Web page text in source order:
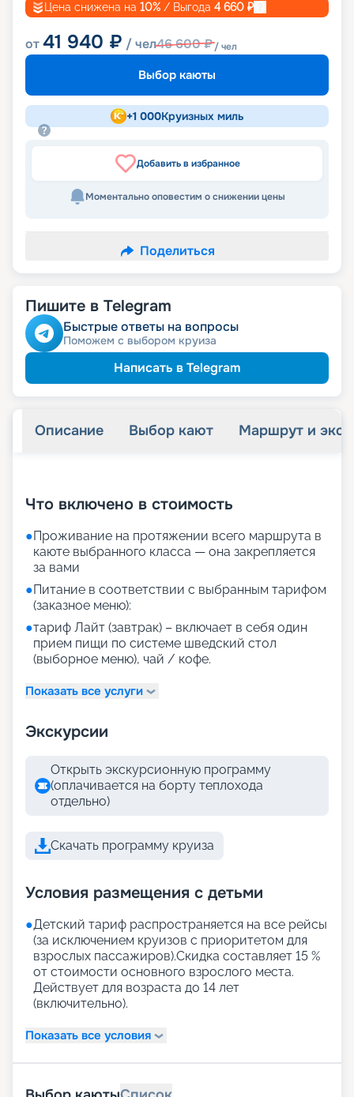
Цена снижена на 10% / Выгода 4 660 ₽
от41 940 ₽ / чел46 600₽/ чел
Выбор каюты
+1 000Круизных миль
Добавить в избранное
Моментально оповестим о снижении цены
Поделиться
Пишите в Telegram
Быстрые ответы на вопросы
Поможем с выбором круиза
Написать в Telegram
Описание Выбор кают Маршрут и
Что включено в стоимость
●Проживание на протяжении всего маршрута в
каюте выбранного класса — она закрепляется
за вами
●Питание в соответствии с выбранным тарифом
(заказное меню):
●тариф Лайт (завтрак) – включает в себя один
прием пищи по системе шведский стол
(выборное меню), чай / кофе.
Показать все услуги
Экскурсии
Открыть экскурсионную программу
(оплачивается на борту теплохода
отдельно)
Скачать программу круиза
Условия размещения с детьми
●Детский тариф распространяется на все рейсы
(за исключением круизов с приоритетом для
взрослых пассажиров).Скидка составляет 15 %
от стоимости основного взрослого места.
Действует для возраста до 14 лет
(включительно).
Показать все условия